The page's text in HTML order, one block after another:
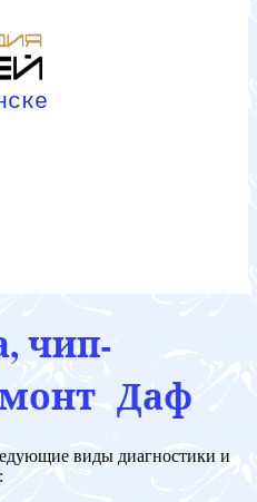
чип-
Даф
виды диагностики и